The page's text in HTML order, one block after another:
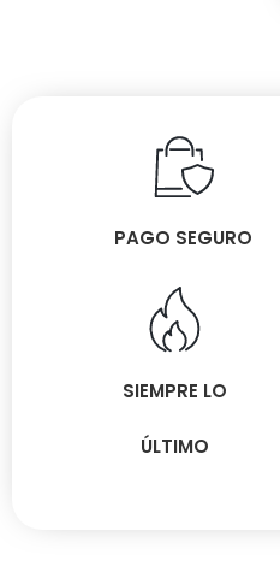
PAGO SEGURO
SIEMPRE LO
ÚLTIMO